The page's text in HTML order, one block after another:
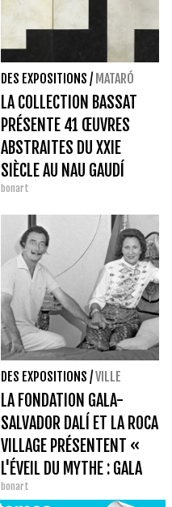
DES EXPOSITIONS / MATARÓ
LA COLLECTION BASSAT
PRÉSENTE 41 ŒUVRES
ABSTRAITES DU XXIE
SIÈCLE AU NAU GAUDÍ
bonart
DES EXPOSITIONS /VILLE
LA FONDATION GALA-
SALVADOR DALÍ ET LA ROCA
VILLAGE PRÉSENTENT «
L'ÉVEIL DU MYTHE : GALA
DALÍ »
bonart